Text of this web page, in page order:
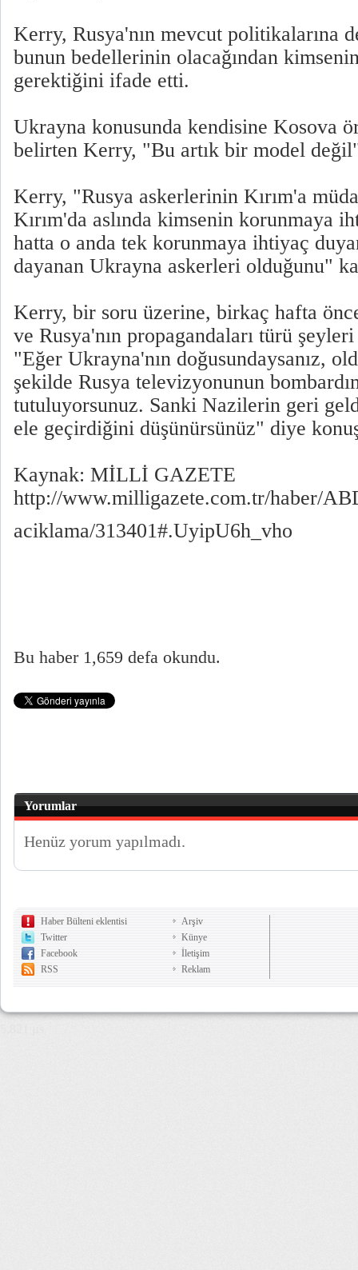
Kerry, Rusya'nın mevcut politikalarına
bunun bedellerinin olacağından
gerektiğini ifade etti.
Ukrayna konusunda kendisine Kosova
belirten Kerry, "Bu artık bir model
Kerry, "Rusya askerlerinin Kırım'a
Kırım'da aslında kimsenin korunmaya
hatta o anda tek korunmaya ihtiyaç
dayanan Ukrayna askerleri olduğunu"
Kerry, bir soru üzerine, birkaç hafta
ve Rusya'nın propagandaları türü
"Eğer Ukrayna'nın doğusundaysanız,
şekilde Rusya televizyonunun
tutuluyorsunuz. Sanki Nazilerin geri
ele geçirdiğini düşünürsünüz" diye
Kaynak: MİLLİ GAZETE
http://www.milligazete.com.tr/haber/
aciklama/313401#.UyipU6h_vho
Bu haber 1,659 defa okundu.
Yorumlar
Henüz yorum yapılmadı.
Haber Bülteni eklentisi
Twitter
Facebook
RSS
Arşiv
Künye
İletişim
Reklam